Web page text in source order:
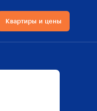
Квартиры и цены